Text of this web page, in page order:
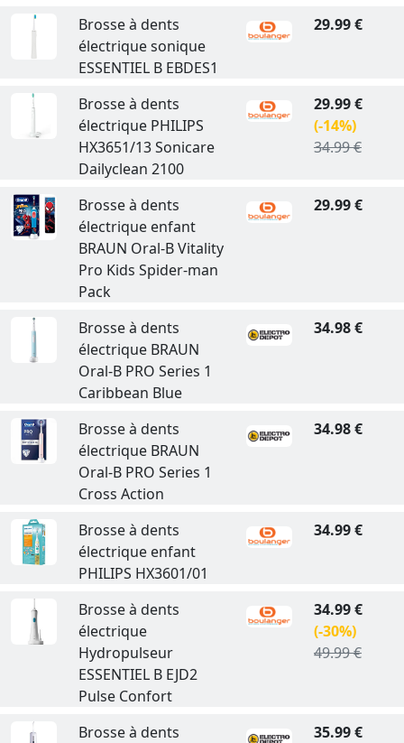
Brosse à dents
électrique sonique
ESSENTIEL B EBDES1
29.99 €
Brosse à dents
électrique PHILIPS
HX3651/13 Sonicare
Dailyclean 2100
29.99 €
(-14%)
34.99 €
Brosse à dents
électrique enfant
BRAUN Oral-B Vitality
Pro Kids Spider-man
Pack
29.99 €
Brosse à dents
électrique BRAUN
Oral-B PRO Series 1
Caribbean Blue
34.98 €
Brosse à dents
électrique BRAUN
Oral-B PRO Series 1
Cross Action
34.98 €
Brosse à dents
électrique enfant
PHILIPS HX3601/01
34.99 €
Brosse à dents
électrique
Hydropulseur
ESSENTIEL B EJD2
Pulse Confort
34.99 €
(-30%)
49.99 €
Brosse à dents
35.99 €